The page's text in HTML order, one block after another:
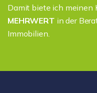
Damit biete ich meinen
MEHRWERT in der
Immobilien.